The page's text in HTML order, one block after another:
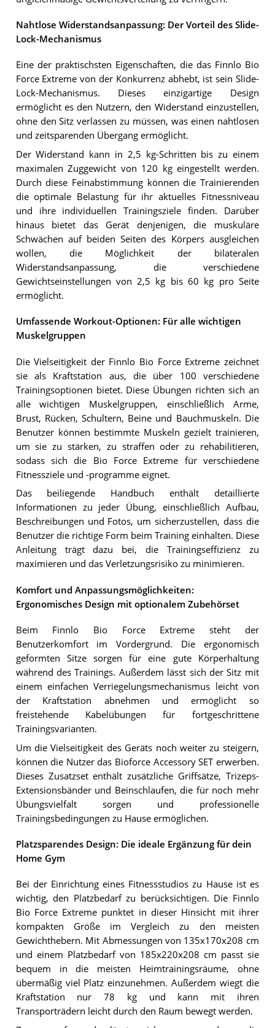
Nahtlose Widerstandsanpassung: Der Vorteil des Slide-
Lock-Mechanismus
Eine der praktischsten Eigenschaften, die das Finnlo Bio
Force Extreme von der Konkurrenz abhebt, ist sein Slide-
Lock-Mechanismus. Dieses einzigartige Design
ermöglicht es den Nutzern, den Widerstand einzustellen,
ohne den Sitz verlassen zu müssen, was einen nahtlosen
und zeitsparenden Übergang ermöglicht.
Der Widerstand kann in 2,5 kg-Schritten bis zu einem
maximalen Zuggewicht von 120 kg eingestellt werden.
Durch diese Feinabstimmung können die Trainierenden
die optimale Belastung für ihr aktuelles Fitnessniveau
und ihre individuellen Trainingsziele finden. Darüber
hinaus bietet das Gerät denjenigen, die muskuläre
Schwächen auf beiden Seiten des Körpers ausgleichen
wollen, die Möglichkeit der bilateralen
Widerstandsanpassung, die verschiedene
Gewichtseinstellungen von 2,5 kg bis 60 kg pro Seite
ermöglicht.
Umfassende Workout-Optionen: Für alle wichtigen
Muskelgruppen
Die Vielseitigkeit der Finnlo Bio Force Extreme zeichnet
sie als Kraftstation aus, die über 100 verschiedene
Trainingsoptionen bietet. Diese Übungen richten sich an
alle wichtigen Muskelgruppen, einschließlich Arme,
Brust, Rücken, Schultern, Beine und Bauchmuskeln. Die
Benutzer können bestimmte Muskeln gezielt trainieren,
um sie zu stärken, zu straffen oder zu rehabilitieren,
sodass sich die Bio Force Extreme für verschiedene
Fitnessziele und -programme eignet.
Das beiliegende Handbuch enthält detaillierte
Informationen zu jeder Übung, einschließlich Aufbau,
Beschreibungen und Fotos, um sicherzustellen, dass die
Benutzer die richtige Form beim Training einhalten. Diese
Anleitung trägt dazu bei, die Trainingseffizienz zu
maximieren und das Verletzungsrisiko zu minimieren.
Komfort und Anpassungsmöglichkeiten:
Ergonomisches Design mit optionalem Zubehörset
Beim Finnlo Bio Force Extreme steht der
Benutzerkomfort im Vordergrund. Die ergonomisch
geformten Sitze sorgen für eine gute Körperhaltung
während des Trainings. Außerdem lässt sich der Sitz mit
einem einfachen Verriegelungsmechanismus leicht von
der Kraftstation abnehmen und ermöglicht so
freistehende Kabelübungen für fortgeschrittene
Trainingsvarianten.
Um die Vielseitigkeit des Geräts noch weiter zu steigern,
können die Nutzer das Bioforce Accessory SET erwerben.
Dieses Zusatzset enthält zusätzliche Griffsätze, Trizeps-
Extensionsbänder und Beinschlaufen, die für noch mehr
Übungsvielfalt sorgen und professionelle
Trainingsbedingungen zu Hause ermöglichen.
Platzsparendes Design: Die ideale Ergänzung für dein
Home Gym
Bei der Einrichtung eines Fitnessstudios zu Hause ist es
wichtig, den Platzbedarf zu berücksichtigen. Die Finnlo
Bio Force Extreme punktet in dieser Hinsicht mit ihrer
kompakten Größe im Vergleich zu den meisten
Gewichthebern. Mit Abmessungen von 135x170x208 cm
und einem Platzbedarf von 185x220x208 cm passt sie
bequem in die meisten Heimtrainingsräume, ohne
übermäßig viel Platz einzunehmen. Außerdem wiegt die
Kraftstation nur 78 kg und kann mit ihren
Transporträdern leicht durch den Raum bewegt werden.